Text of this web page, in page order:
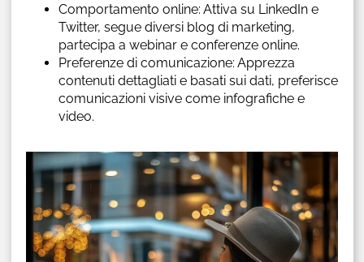
Comportamento online: Attiva su LinkedIn e
Twitter, segue diversi blog di marketing,
partecipa a webinar e conferenze online.
Preferenze di comunicazione: Apprezza
contenuti dettagliati e basati sui dati, preferisce
comunicazioni visive come infografiche e
video.